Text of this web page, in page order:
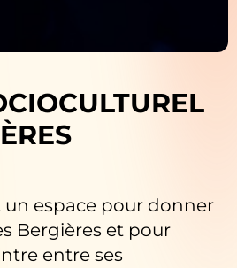
un espace pour donner
Bergières et pour
entre ses